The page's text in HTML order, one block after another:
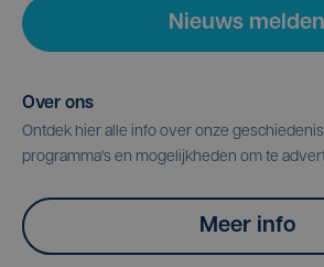
Nieuws melden
Over ons
Ontdek hier alle info over onze
programma's en mogelijkheden om te
Meer info